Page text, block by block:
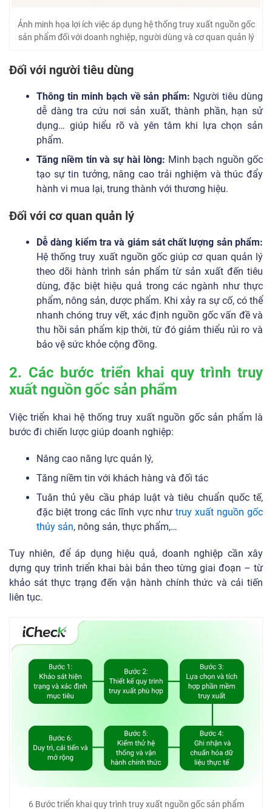
Ảnh minh họa lợi ích việc áp dụng hệ thống truy xuất nguồn gốc
sản phẩm đối với doanh nghiệp, người dùng và cơ quan quản lý
Đối với người tiêu dùng
Thông tin minh bạch về sản phẩm: Người tiêu dùng
dễ dàng tra cứu nơi sản xuất, thành phần, hạn sử
dụng… giúp hiểu rõ và yên tâm khi lựa chọn sản
phẩm.
Tăng niềm tin và sự hài lòng: Minh bạch nguồn gốc
tạo sự tin tưởng, nâng cao trải nghiệm và thúc đẩy
hành vi mua lại, trung thành với thương hiệu.
Đối với cơ quan quản lý
Dễ dàng kiểm tra và giám sát chất lượng sản phẩm:
Hệ thống truy xuất nguồn gốc giúp cơ quan quản lý
theo dõi hành trình sản phẩm từ sản xuất đến tiêu
dùng, đặc biệt hiệu quả trong các ngành như thực
phẩm, nông sản, dược phẩm. Khi xảy ra sự cố, có thể
nhanh chóng truy vết, xác định nguồn gốc vấn đề và
thu hồi sản phẩm kịp thời, từ đó giảm thiểu rủi ro và
bảo vệ sức khỏe cộng đồng.
2. Các bước triển khai quy trình truy
xuất nguồn gốc sản phẩm
Việc triển khai hệ thống truy xuất nguồn gốc sản phẩm là
bước đi chiến lược giúp doanh nghiệp:
Nâng cao năng lực quản lý,
Tăng niềm tin với khách hàng và đối tác
Tuân thủ yêu cầu pháp luật và tiêu chuẩn quốc tế,
đặc biệt trong các lĩnh vực nhưtruy xuất nguồn gốc
thủy sản, nông sản, thực phẩm,…
Tuy nhiên, để áp dụng hiệu quả, doanh nghiệp cần xây
dựng quy trình triển khai bài bản theo từng giai đoạn – từ
khảo sát thực trạng đến vận hành chính thức và cải tiến
liên tục.
6 Bước triển khai quy trình truy xuất nguồn gốc sản phẩm